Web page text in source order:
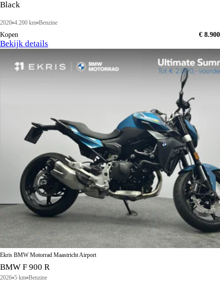
Black
2020 4.200 km Benzine
Kopen € 8.900
Bekijk details
Ekris BMW Motorrad Maastricht Airport
BMW F 900 R
2026 5 km Benzine